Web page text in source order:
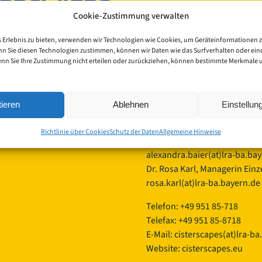
Cookie-Zustimmung verwalten
zu bieten, verwenden wir Technologien wie Cookies, um Geräteinformationen
Sie diesen Technologien zustimmen, können wir Daten wie das Surfverhalten oder
Sie Ihre Zustimmung nicht erteilen oder zurückziehen, können bestimmte Merkmale
Ablehnen
Richtlinie über CookiesSchutz der DatenAllgemeine Hinweise
| Cisterscapes
Landkreis Bamberg
Ludwigstraße 23
96052 Bamberg
Ansprechpartnerinnen
Mag.phil. Alexandra Baier,
alexandra.baier(at)lra-
Dr. Rosa Karl, Managerin
rosa.karl(at)lra-ba.bayern.de
Telefon: +49 951 85-718
Telefax: +49 951 85-8718
E-Mail:cisterscapes(at)lra-
Website: cisterscapes.eu